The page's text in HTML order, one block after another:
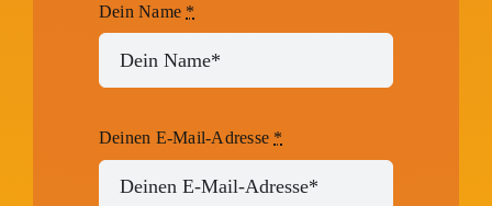
Dein Name *
Deinen E-Mail-Adresse *